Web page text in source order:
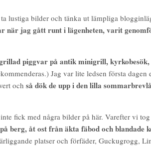
lustiga bilder och tänka ut lämpliga
när jag gått runt i lägenheten, varit
piggvar på antik minigrill,
Jag var lite ledsen första
och så dök de upp i den lilla
fick med några bilder på här. Varefter vi
berg, åt ost från äkta fäbod och blandade
platser och förfäder, Guckugrogg,